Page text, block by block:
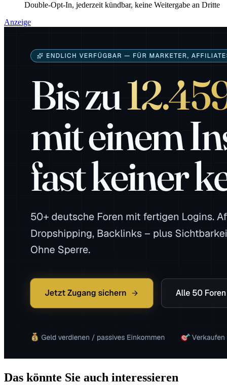
Double-Opt-In, jederzeit kündbar, keine Weitergabe an Dritte
Anzeige
Das könnte Sie auch interessieren